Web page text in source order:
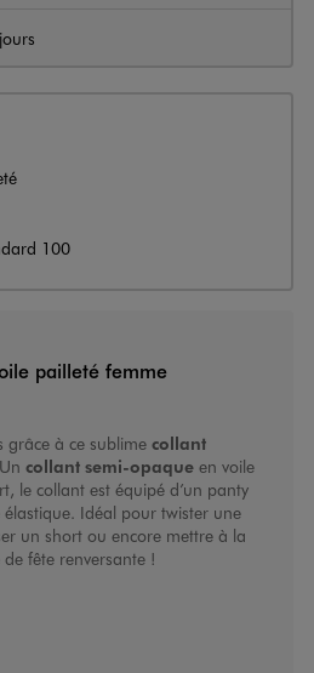
100
pailleté femme
grâce à ce sublime collant
collant semi-opaqueen voile
le collant est équipé d’un panty
Idéal pour twister une
un short ou encore mettre à la
fête renversante !